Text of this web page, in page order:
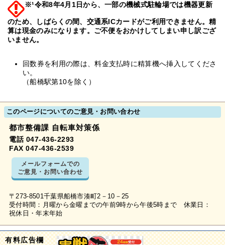
※¹令和8年4月1日から、一部の機械式駐輪場では機器更新
のため、しばらくの間、交通系ICカードがご利用できません。精
算は現金のみになります。ご不便をおかけしてしまい申し訳ござ
いません。
回数券を利用の際は、料金支払時に精算機へ挿入してくださ
い。
（船橋駅第10を除く）
このページについてのご意見・お問い合わせ
都市整備課 自転車対策係
電話 047-436-2293
FAX 047-436-2539
メールフォームでの
ご意見・お問い合わせ
〒273-8501千葉県船橋市湊町2－10－25
受付時間：月曜から金曜までの午前9時から午後5時まで 休業日：
祝休日・年末年始
有料広告欄